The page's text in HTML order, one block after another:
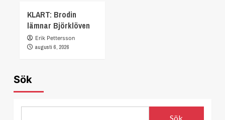
KLART: Brodin
lämnar Björklöven
Erik Pettersson
augusti 6, 2026
Sök
Sök